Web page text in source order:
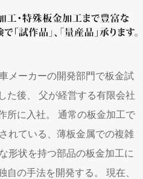
メーカーの開発部門で板金試
た後、 父が経営する有限会社
所に入社。 通常の板金加工で
れている、薄板金属での複雑
形状を持つ部品の板金加工に
自の手法を開発する。 現在、